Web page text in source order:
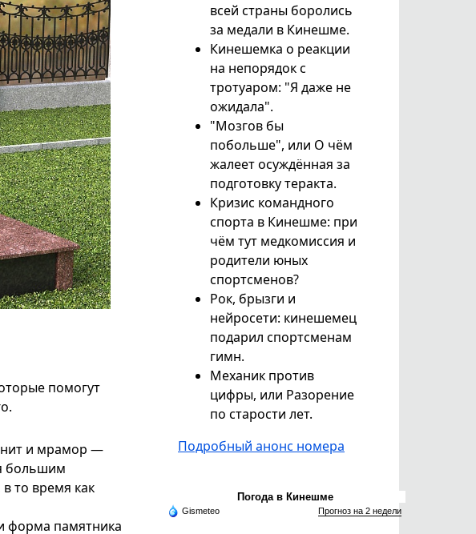
помогут
и мрамор —
большим
то время как
форма памятника
всей страны боролись
за медали в Кинешме.
Кинешемка о реакции
на непорядок с
тротуаром: "Я даже не
ожидала".
"Мозгов бы
побольше", или О чём
жалеет осуждённая за
подготовку теракта.
Кризис командного
спорта в Кинешме: при
чём тут медкомиссия и
родители юных
спортсменов?
Рок, брызги и
нейросети: кинешемец
подарил спортсменам
гимн.
Механик против
цифры, или Разорение
по старости лет.
Подробный анонс номера
Погода в Кинешме
Gismeteo Прогноз на 2 недели